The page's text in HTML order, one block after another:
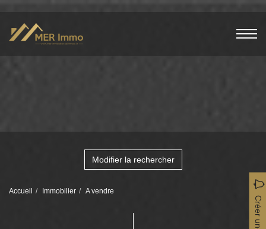
Modifier la rechercher
Accueil Immobilier A vendre